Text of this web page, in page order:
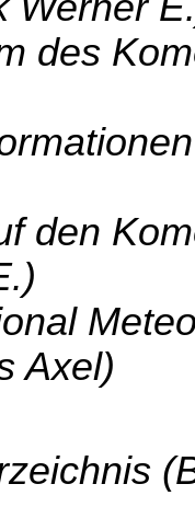
des
den
Axel)